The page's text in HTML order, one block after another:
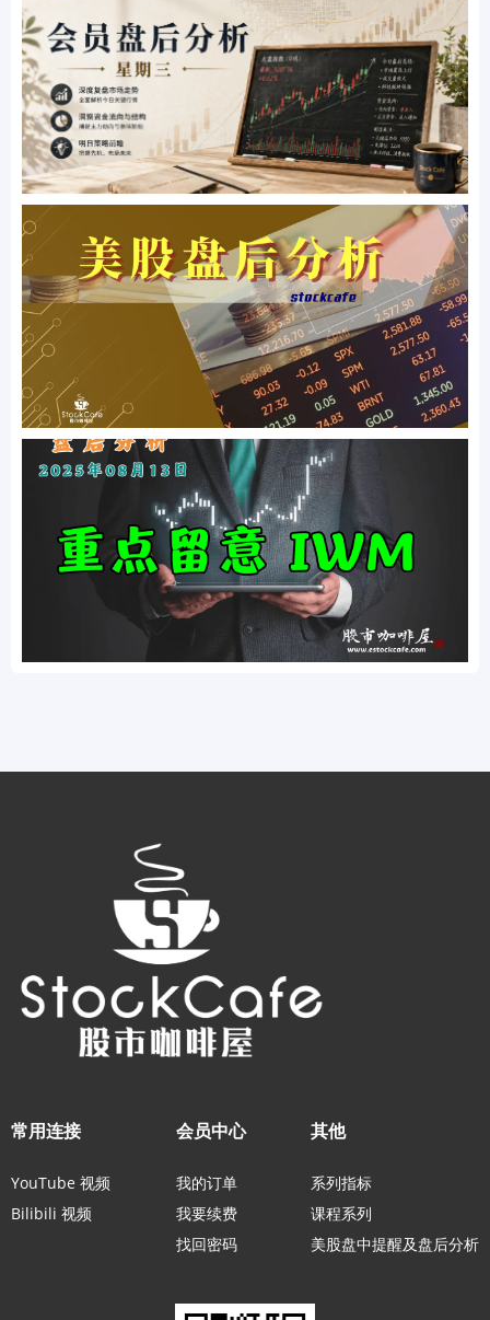
常用连接
YouTube 视频
Bilibili 视频
会员中心
我的订单
我要续费
找回密码
其他
系列指标
课程系列
美股盘中提醒及盘后分析